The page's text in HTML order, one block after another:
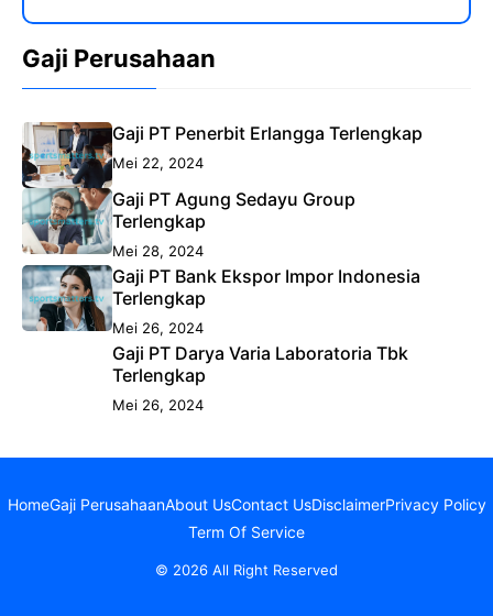
Gaji Perusahaan
Gaji PT Penerbit Erlangga Terlengkap
Mei 22, 2024
Gaji PT Agung Sedayu Group
Terlengkap
Mei 28, 2024
Gaji PT Bank Ekspor Impor Indonesia
Terlengkap
Mei 26, 2024
Gaji PT Darya Varia Laboratoria Tbk
Terlengkap
Mei 26, 2024
HomeGaji PerusahaanAbout UsContact UsDisclaimerPrivacy Policy
Term Of Service
© 2026 All Right Reserved